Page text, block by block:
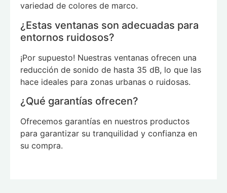
variedad de colores de marco.
¿Estas ventanas son adecuadas para
entornos ruidosos?
¡Por supuesto! Nuestras ventanas ofrecen una
reducción de sonido de hasta 35 dB, lo que las
hace ideales para zonas urbanas o ruidosas.
¿Qué garantías ofrecen?
Ofrecemos garantías en nuestros productos
para garantizar su tranquilidad y confianza en
su compra.